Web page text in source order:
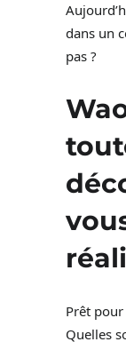
dans un
pas ?
Prêt pour
Quelles